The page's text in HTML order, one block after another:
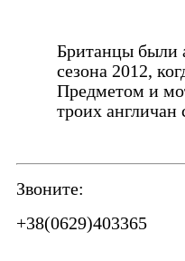
Британцы были
сезона 2012,
Предметом и
троих англичан
Звоните:
+38(0629)403365